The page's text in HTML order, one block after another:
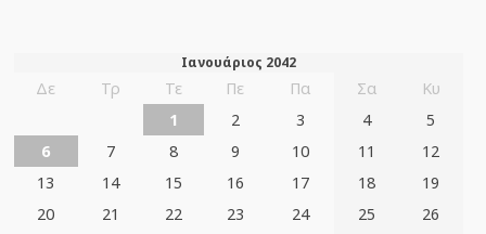
Ιανουάριος 2042
Δε Τρ Τε Πε Πα Σα
Κυ
1
2 3 4
5
6
7 8 9 10 11
12
13
14 15 16 17 18
19
20
21 22 23 24 25
26